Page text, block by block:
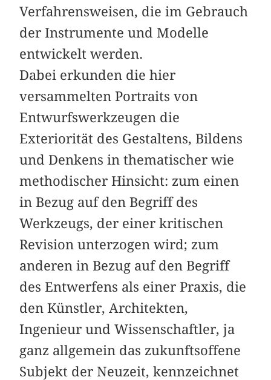
Verfahrensweisen, die im Gebrauch
der Instrumente und Modelle
entwickelt werden.
Dabei erkunden die hier
versammelten Portraits von
Entwurfswerkzeugen die
Exteriorität des Gestaltens, Bildens
und Denkens in thematischer wie
methodischer Hinsicht: zum einen
in Bezug auf den Begriff des
Werkzeugs, der einer kritischen
Revision unterzogen wird; zum
anderen in Bezug auf den Begriff
des Entwerfens als einer Praxis, die
den Künstler, Architekten,
Ingenieur und Wissenschaftler, ja
ganz allgemein das zukunftsoffene
Subjekt der Neuzeit, kennzeichnet